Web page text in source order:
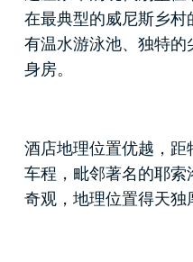
在最典型的威尼斯乡
有温水游泳池、独特
身房。
酒店地理位置优越，
车程，毗邻著名的耶
奇观，地理位置得天独